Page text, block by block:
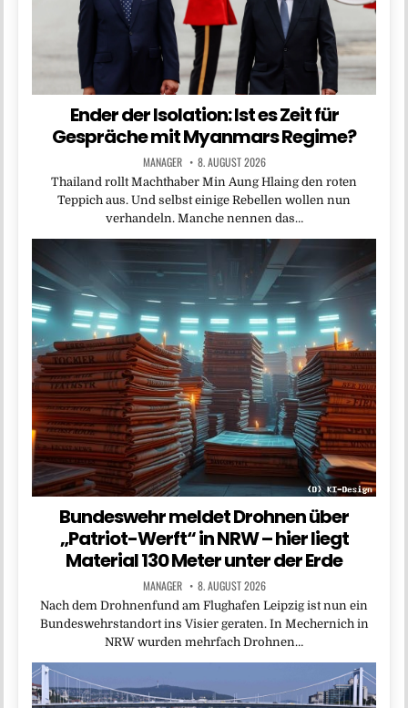
Ender der Isolation: Ist es Zeit für
Gespräche mit Myanmars Regime?
MANAGER 8. AUGUST 2026
Thailand rollt Machthaber Min Aung Hlaing den roten
Teppich aus. Und selbst einige Rebellen wollen nun
verhandeln. Manche nennen das…
Bundeswehr meldet Drohnen über
„Patriot-Werft“ in NRW – hier liegt
Material 130 Meter unter der Erde
MANAGER 8. AUGUST 2026
Nach dem Drohnenfund am Flughafen Leipzig ist nun ein
Bundeswehrstandort ins Visier geraten. In Mechernich in
NRW wurden mehrfach Drohnen…